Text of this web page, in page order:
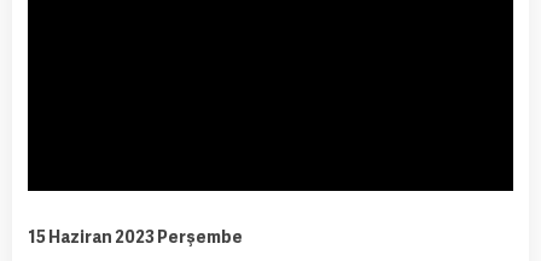
15 Haziran 2023 Perşembe